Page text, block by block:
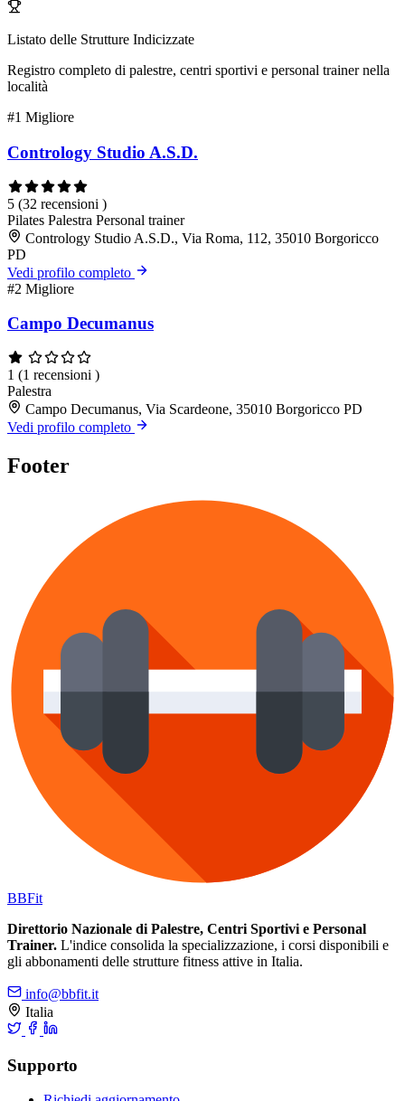
Listato delle Strutture Indicizzate
Registro completo di palestre, centri sportivi e personal trainer nella
località
#1 Migliore
Contrology Studio A.S.D.
5 (32 recensioni )
Pilates Palestra Personal trainer
Contrology Studio A.S.D., Via Roma, 112, 35010 Borgoricco
PD
Vedi profilo completo
#2 Migliore
Campo Decumanus
1 (1 recensioni )
Palestra
Campo Decumanus, Via Scardeone, 35010 Borgoricco PD
Vedi profilo completo
Footer
BBFit
Direttorio Nazionale di Palestre, Centri Sportivi e Personal
Trainer. L'indice consolida la specializzazione, i corsi disponibili e
gli abbonamenti delle strutture fitness attive in Italia.
info@bbfit.it
Italia
Supporto